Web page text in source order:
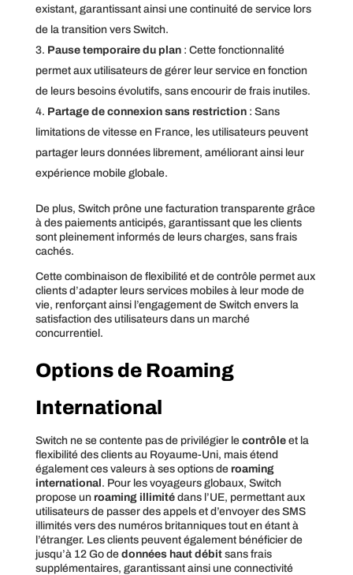
existant, garantissant ainsi une continuité de service lors
de la transition vers Switch.
Pause temporaire du plan : Cette fonctionnalité
permet aux utilisateurs de gérer leur service en fonction
de leurs besoins évolutifs, sans encourir de frais inutiles.
Partage de connexion sans restriction : Sans
limitations de vitesse en France, les utilisateurs peuvent
partager leurs données librement, améliorant ainsi leur
expérience mobile globale.
De plus, Switch prône une facturation transparente grâce
à des paiements anticipés, garantissant que les clients
sont pleinement informés de leurs charges, sans frais
cachés.
Cette combinaison de flexibilité et de contrôle permet aux
clients d’adapter leurs services mobiles à leur mode de
vie, renforçant ainsi l’engagement de Switch envers la
satisfaction des utilisateurs dans un marché
concurrentiel.
Options de Roaming
International
Switch ne se contente pas de privilégier le contrôleet la
flexibilité des clients au Royaume-Uni, mais étend
également ces valeurs à ses options de roaming
international. Pour les voyageurs globaux, Switch
propose un roaming illimitédans l’UE, permettant aux
utilisateurs de passer des appels et d’envoyer des SMS
illimités vers des numéros britanniques tout en étant à
l’étranger. Les clients peuvent également bénéficier de
jusqu’à 12 Go de données haut débitsans frais
supplémentaires, garantissant ainsi une connectivité